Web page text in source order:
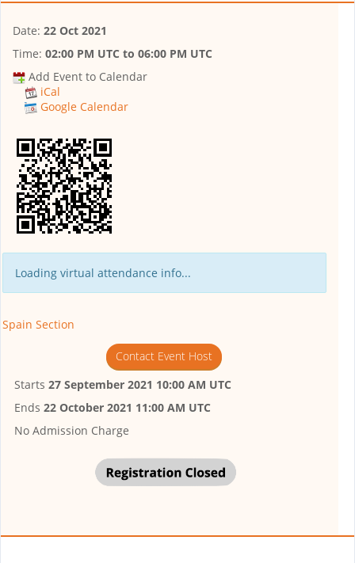
Date: 22 Oct 2021
Time: 02:00 PM UTC to 06:00 PM UTC
Add Event to Calendar
iCal
Google Calendar
Loading virtual attendance info...
Spain Section
Contact Event Host
Starts 27 September 2021 10:00 AM UTC
Ends 22 October 2021 11:00 AM UTC
No Admission Charge